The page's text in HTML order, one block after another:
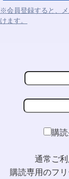
※会員登録すると、
けます。
購
通常ご
購読専用のフ